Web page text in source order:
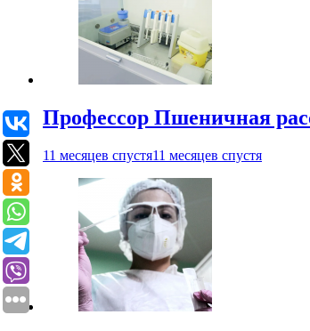
Профессор Пшеничная
11 месяцев спустя11 месяцев спустя